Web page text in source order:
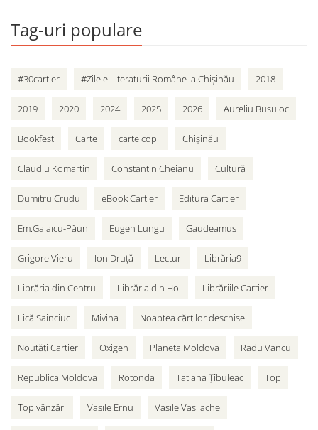
Tag-uri populare
#30cartier #Zilele Literaturii Române la Chișinău 2018
2019 2020 2024 2025 2026 Aureliu Busuioc
Bookfest Carte carte copii Chișinău
Claudiu Komartin Constantin Cheianu Cultură
Dumitru Crudu eBook Cartier Editura Cartier
Em.Galaicu-Păun Eugen Lungu Gaudeamus
Grigore Vieru Ion Druță Lecturi Librăria9
Librăria din Centru Librăria din Hol Librăriile Cartier
Lică Sainciuc Mivina Noaptea cărților deschise
Noutăți Cartier Oxigen Planeta Moldova Radu Vancu
Republica Moldova Rotonda Tatiana Țîbuleac Top
Top vânzări Vasile Ernu Vasile Vasilache